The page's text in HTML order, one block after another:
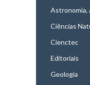
Astronomia,
Ciências
Cienctec
Editoriais
Geologia